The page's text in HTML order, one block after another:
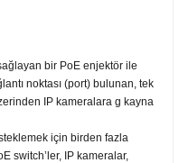
bir PoE enjektör ile
noktası (port) bulunan, tek
IP kameralara g kayna
için birden fazla
switch’ler, IP kameralar,